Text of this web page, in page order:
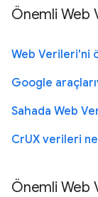
Önemli Web
Web Verileri'ni
Google
Sahada Web
CrUX verileri
Önemli Web